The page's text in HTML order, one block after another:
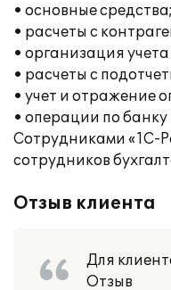
• основные средства;
• расчеты с
• организация
• расчеты с
• учет и отражение
• операции по банку
Сотрудниками «1С-
сотрудников
Отзыв клиента
Для
Отзыв